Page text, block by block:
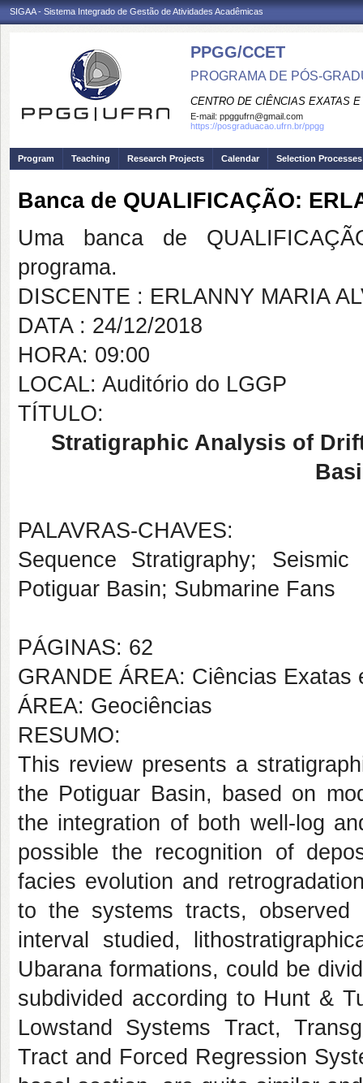
SIGAA - Sistema Integrado de Gestão de Atividades Acadêmicas
PPGG/CCET
PROGRAMA DE PÓS-
CENTRO DE CIÊNCIAS EXATAS
E-mail: ppggufrn@gmail.com
https://posgraduacao.ufrn.br/ppgg
Program Teaching Research Projects Calendar Selection Processes
Banca de QUALIFICAÇÃO:
Uma banca de
programa.
DISCENTE : ERLANNY MARIA
DATA : 24/12/2018
HORA: 09:00
LOCAL: Auditório do LGGP
TÍTULO:
Stratigraphic Analysis of
PALAVRAS-CHAVES:
Sequence Stratigraphy;
Potiguar Basin; Submarine Fans
PÁGINAS: 62
GRANDE ÁREA: Ciências Exatas
ÁREA: Geociências
RESUMO:
This review presents a
the Potiguar Basin, based on
the integration of both well-log
possible the recognition of
facies evolution and
to the systems tracts,
interval studied,
Ubarana formations, could be
subdivided according to Hunt &
Lowstand Systems Tract,
Tract and Forced Regression